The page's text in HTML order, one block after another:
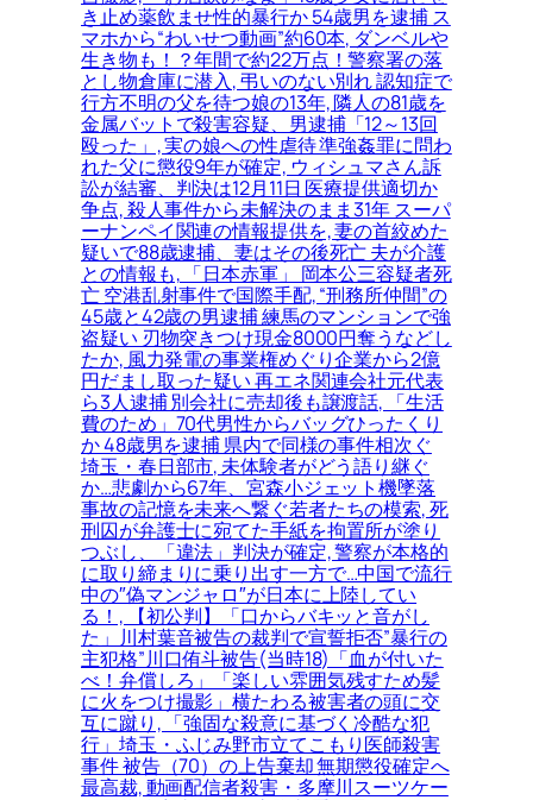
き止め薬飲ませ性的暴行か 54歳男を逮捕 ス
マホから“わいせつ動画”約60本, ダンベルや
生き物も！？年間で約22万点！警察署の落
とし物倉庫に潜入, 弔いのない別れ 認知症で
行方不明の父を待つ娘の13年, 隣人の81歳を
金属バットで殺害容疑、男逮捕「12～13回
殴った」, 実の娘への性虐待 準強姦罪に問わ
れた父に懲役9年が確定, ウィシュマさん訴
訟が結審、判決は12月11日 医療提供適切か
争点, 殺人事件から未解決のまま31年 スーパ
ーナンペイ関連の情報提供を, 妻の首絞めた
疑いで88歳逮捕、妻はその後死亡 夫が介護
との情報も, 「日本赤軍」 岡本公三容疑者死
亡 空港乱射事件で国際手配, “刑務所仲間”の
45歳と42歳の男逮捕 練馬のマンションで強
盗疑い 刃物突きつけ現金8000円奪うなどし
たか, 風力発電の事業権めぐり企業から2億
円だまし取った疑い 再エネ関連会社元代表
ら3人逮捕 別会社に売却後も譲渡話, 「生活
費のため」70代男性からバッグひったくり
か 48歳男を逮捕 県内で同様の事件相次ぐ
埼玉・春日部市, 未体験者がどう語り継ぐ
か…悲劇から67年、宮森小ジェット機墜落
事故の記憶を未来へ繋ぐ若者たちの模索, 死
刑囚が弁護士に宛てた手紙を拘置所が塗り
つぶし、「違法」判決が確定, 警察が本格的
に取り締まりに乗り出す一方で…中国で流行
中の″偽マンジャロ″が日本に上陸してい
る！, 【初公判】「口からバキッと音がし
た」川村葉音被告の裁判で宣誓拒否”暴行の
主犯格”川口侑斗被告(当時18)「血が付いた
べ！弁償しろ」「楽しい雰囲気残すため髪
に火をつけ撮影」横たわる被害者の頭に交
互に蹴り, 「強固な殺意に基づく冷酷な犯
行」埼玉・ふじみ野市立てこもり医師殺害
事件 被告（70）の上告棄却 無期懲役確定へ
最高裁, 動画配信者殺害・多摩川スーツケー